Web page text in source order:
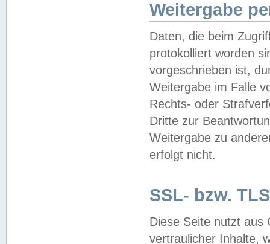
Weitergabe
Daten, die beim
protokolliert worden
vorgeschrieben ist,
Weitergabe im Falle
Rechts- oder
Dritte zur
Weitergabe zu
erfolgt nicht.
SSL- bzw.
Diese Seite nutzt aus
vertraulicher Inhalte,